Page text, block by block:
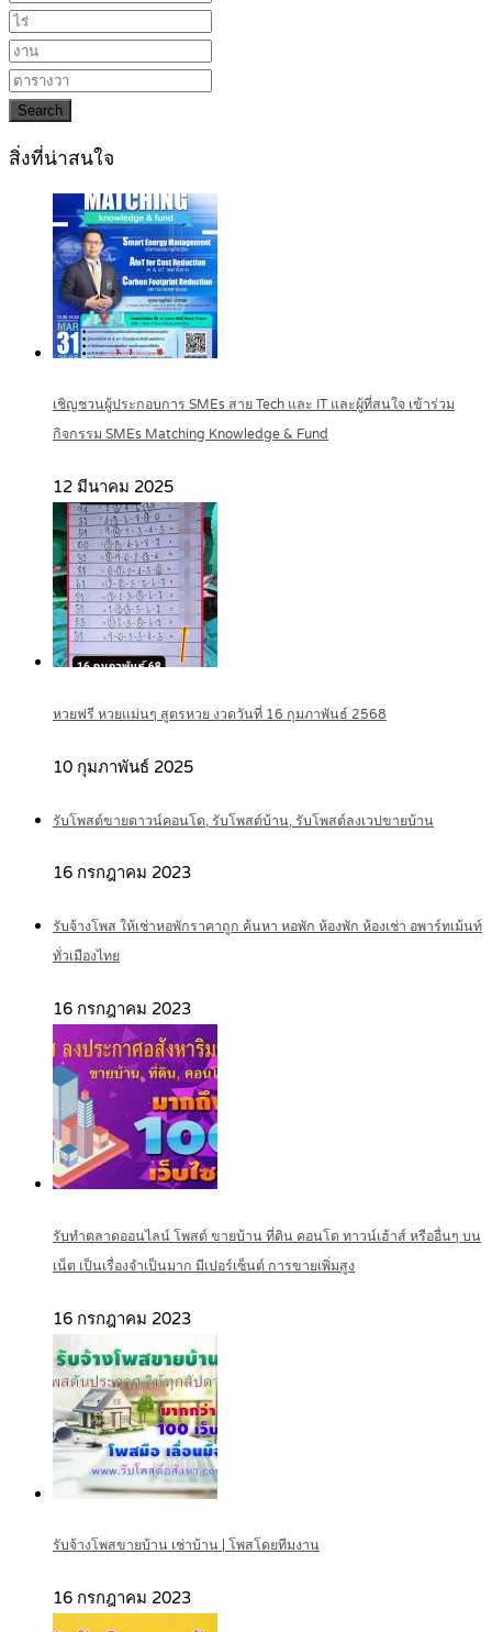
Search
สิ่งที่น่าสนใจ
เชิญชวนผู้ประกอบการ SMEs สาย Tech และ IT และผู้ที่สนใจ เข้าร่วม
กิจกรรม SMEs Matching Knowledge & Fund
12 มีนาคม 2025
หวยฟรี หวยแม่นๆ สูตรหวย งวดวันที่ 16 กุมภาพันธ์ 2568
10 กุมภาพันธ์ 2025
รับโพสต์ขายดาวน์คอนโด, รับโพสต์บ้าน, รับโพสต์ลงเวปขายบ้าน
16 กรกฎาคม 2023
รับจ้างโพส ให้เช่าหอพักราคาถูก ค้นหา หอพัก ห้องพัก ห้องเช่า อพาร์ทเม้นท์
ทั่วเมืองไทย
16 กรกฎาคม 2023
รับทำตลาดออนไลน์ โพสต์ ขายบ้าน ที่ดิน คอนโด ทาวน์เฮ้าส์ หรืออื่นๆ บน
เน็ต เป็นเรื่องจำเป็นมาก มีเปอร์เซ็นต์ การขายเพิ่มสูง
16 กรกฎาคม 2023
รับจ้างโพสขายบ้าน เช่าบ้าน | โพสโดยทีมงาน
16 กรกฎาคม 2023